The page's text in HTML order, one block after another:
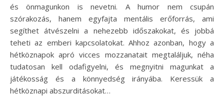
és önmagunkon is nevetni. A humor nem csupán
szórakozás, hanem egyfajta mentális erőforrás, ami
segíthet átvészelni a nehezebb időszakokat, és jobbá
teheti az emberi kapcsolatokat. Ahhoz azonban, hogy a
hétköznapok apró vicces mozzanatait megtaláljuk, néha
tudatosan kell odafigyelni, és megnyitni magunkat a
játékosság és a könnyedség irányába. Keressük a
hétköznapi abszurditásokat…